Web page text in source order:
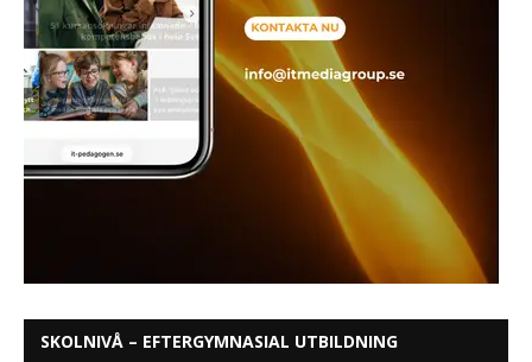
SKOLNIVÅ – EFTERGYMNASIAL UTBILDNING